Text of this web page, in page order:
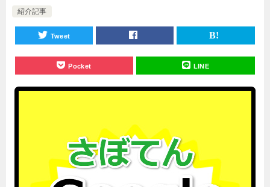
紹介記事
Tweet
Pocket LINE